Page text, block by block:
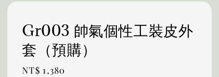
Gr003 帥氣個性工裝皮外
套（預購）
Regular
NT$ 1,380